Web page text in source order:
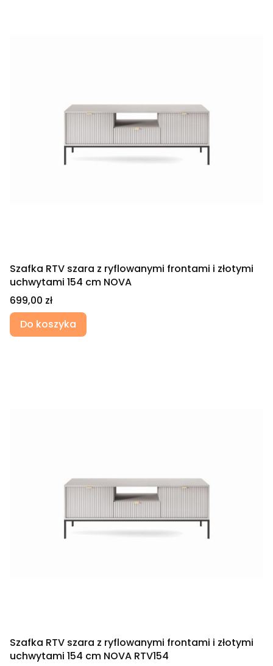
Szafka RTV szara z ryflowanymi frontami i złotymi
uchwytami 154 cm NOVA
Cena
699,00 zł
Do koszyka
Szafka RTV szara z ryflowanymi frontami i złotymi
uchwytami 154 cm NOVA RTV154